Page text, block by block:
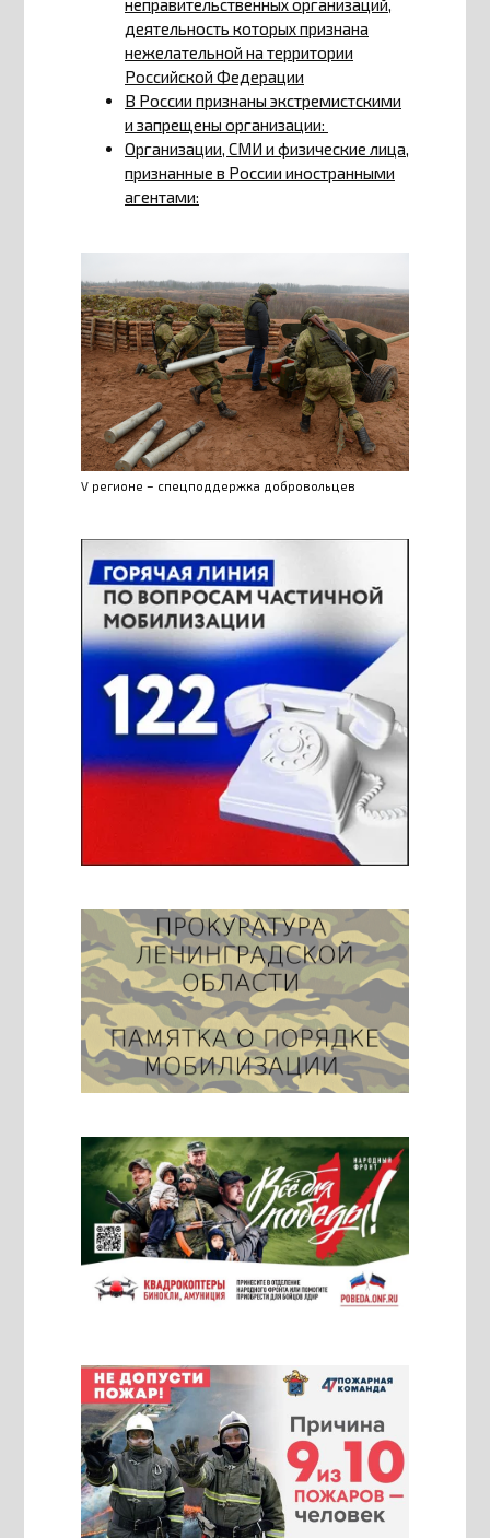
неправительственных организаций,
деятельность которых признана
нежелательной на территории
Российской Федерации
В России признаны экстремистскими
и запрещены организации:
Организации, СМИ и физические лица,
признанные в России иностранными
агентами:
V регионе – спецподдержка добровольцев